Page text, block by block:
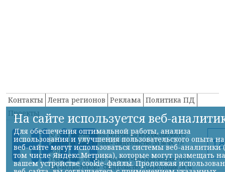
Контакты Лента регионов Реклама Политика ПД
Проекты
© 2014, Использованы материалы информационного
агентства «НИА-Кубань» свидетельство ЭЛ № ФС 77-
52023
Учредитель сетевого издания «НИА-Красноярск» ООО
ИА «Медиа-Регион» Свидетельство о регистрации Эл №
На сайте используется веб-
Для обеспечения оптимальной работы, анализа
использования и улучшения пользовательского опыта на
веб-сайте могут использоваться системы веб-аналитики
том числе Яндекс.Метрика), которые могут размещать на
вашем устройстве cookie-файлы. Продолжая